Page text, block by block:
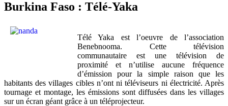
Burkina Faso : Télé-Yaka
Télé Yaka est l’oeuvre de l’association
Benebnooma. Cette télévision
communautaire est une télévision de
proximité et n’utilise aucune fréquence
d’émission pour la simple raison que les
habitants des villages cibles n’ont ni téléviseurs ni électricité. Après
tournage et montage, les émissions sont diffusées dans les villages
sur un écran géant grâce à un téléprojecteur.